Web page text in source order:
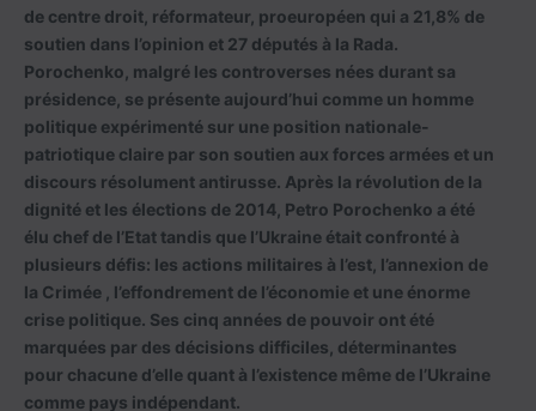
de centre droit, réformateur, proeuropéen qui a 21,8% de
soutien dans l’opinion et 27 députés à la Rada.
Porochenko, malgré les controverses nées durant sa
présidence, se présente aujourd’hui comme un homme
politique expérimenté sur une position nationale-
patriotique claire par son soutien aux forces armées et un
discours résolument antirusse. Après la révolution de la
dignité et les élections de 2014, Petro Porochenko a été
élu chef de l’Etat tandis que l’Ukraine était confronté à
plusieurs défis: les actions militaires à l’est, l’annexion de
la Crimée , l’effondrement de l’économie et une énorme
crise politique. Ses cinq années de pouvoir ont été
marquées par des décisions difficiles, déterminantes
pour chacune d’elle quant à l’existence même de l’Ukraine
comme pays indépendant.